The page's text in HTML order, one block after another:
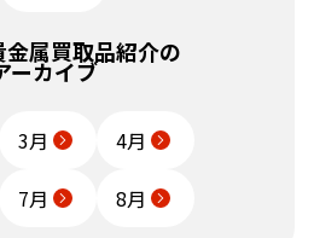
属買取品紹介の
ーカイブ
3月
4月
7月 8月